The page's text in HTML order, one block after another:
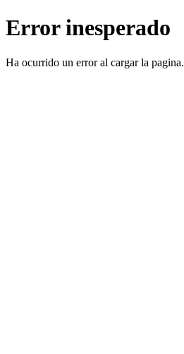
Error inesperado
Ha ocurrido un error al cargar la pagina.